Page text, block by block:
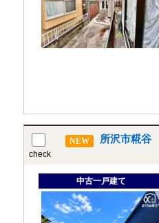
check
NEW 所沢市糀谷
中古一戸建て